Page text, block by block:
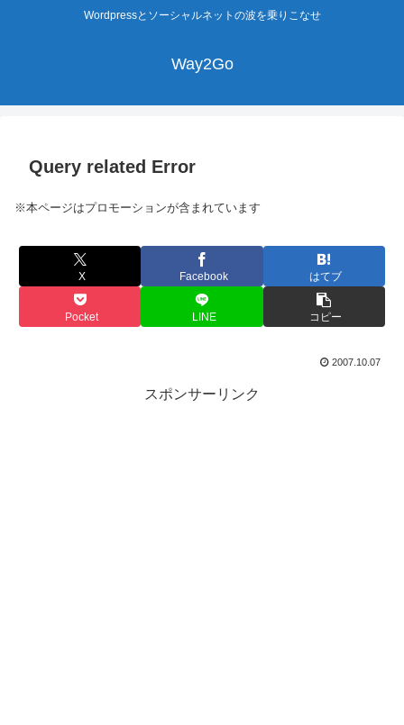
Wordpressとソーシャルネットの波を乗りこなせ
Way2Go
Query related Error
※本ページはプロモーションが含まれています
X Facebook はてブ
Pocket LINE コピー
2007.10.07
スポンサーリンク